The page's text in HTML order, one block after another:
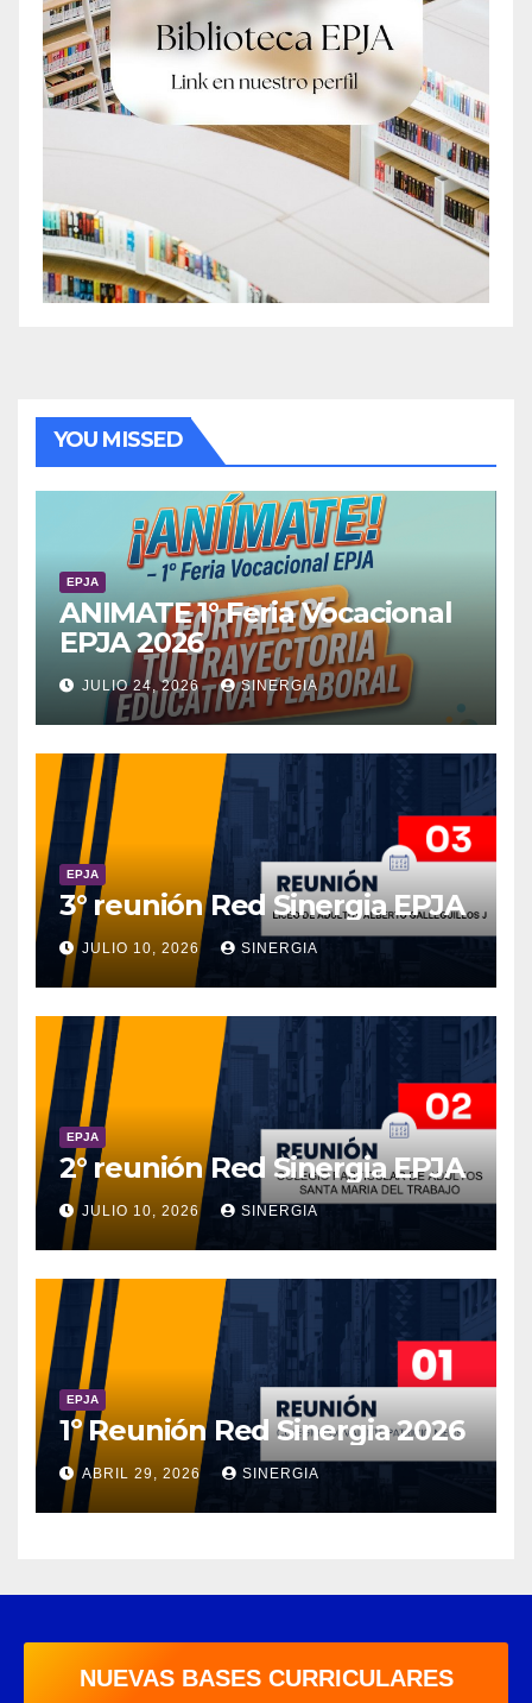
YOU MISSED
EPJA
ANIMATE 1° Feria Vocacional
EPJA 2026
JULIO 24, 2026 SINERGIA
EPJA
3° reunión Red Sinergia EPJA
JULIO 10, 2026 SINERGIA
EPJA
2° reunión Red Sinergia EPJA
JULIO 10, 2026 SINERGIA
EPJA
1º Reunión Red Sinergia 2026
ABRIL 29, 2026 SINERGIA
NUEVAS BASES CURRICULARES